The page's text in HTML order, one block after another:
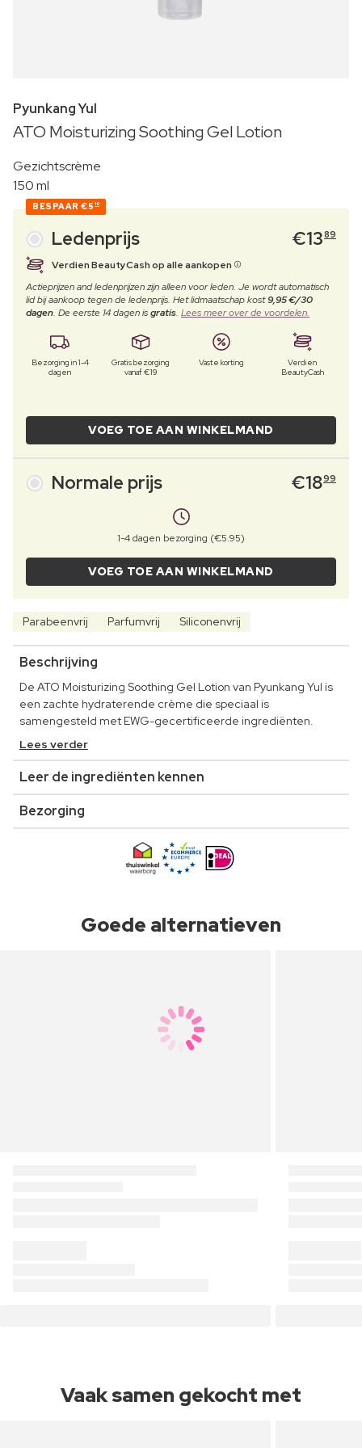
Pyunkang Yul
ATO Moisturizing Soothing Gel Lotion
Gezichtscrème
150 ml
BESPAAR €5 10
Ledenprijs €1389
Verdien BeautyCash op alle aankopen
Actieprijzen and ledenprijzen zijn alleen voor leden. Je wordt automatisch
lid bij aankoop tegen de ledenprijs. Het lidmaatschap kost9,95 €/30
dagen. De eerste 14 dagen isgratis. Lees meer over de voordelen.
Bezorging in 1-4
dagen
Gratis bezorging
vanaf €19
Vaste korting
Verdien
BeautyCash
VOEG TOE AAN WINKELMAND
Normale prijs €1899
1-4 dagen bezorging (€5.95)
VOEG TOE AAN WINKELMAND
Parabeenvrij Parfumvrij Siliconenvrij
Beschrijving
De ATO Moisturizing Soothing Gel Lotion van Pyunkang Yul is
een zachte hydraterende crème die speciaal is
samengesteld met EWG-gecertificeerde ingrediënten.
Lees verder
Leer de ingrediënten kennen
Bezorging
Goede alternatieven
Vaak samen gekocht met